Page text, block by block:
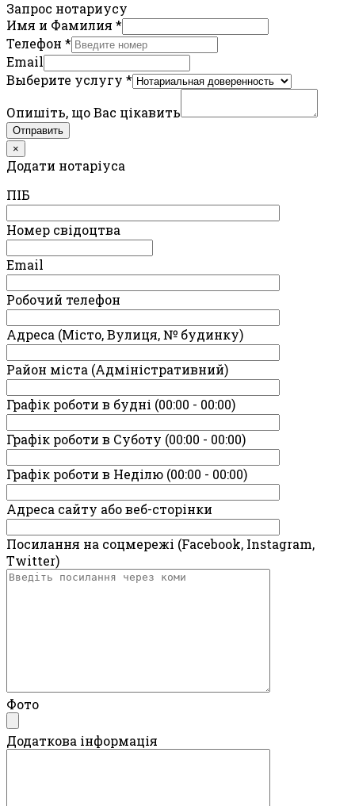
Запрос нотариусу
Имя и Фамилия *
Телефон *
Email
Выберите услугу *
Опишіть, що Вас цікавить
Отправить
×
Додати нотаріуса
ПIБ
Номер свідоцтва
Email
Робочий телефон
Адреса (Місто, Вулиця, № будинку)
Район міста (Адміністративний)
Графік роботи в будні (00:00 - 00:00)
Графік роботи в Суботу (00:00 - 00:00)
Графік роботи в Неділю (00:00 - 00:00)
Адреса сайту або веб-сторінки
Посилання на соцмережі (Facebook, Instagram,
Twitter)
Фото
Додаткова інформація